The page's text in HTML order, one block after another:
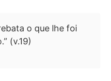
o que lhe foi
(v.19)